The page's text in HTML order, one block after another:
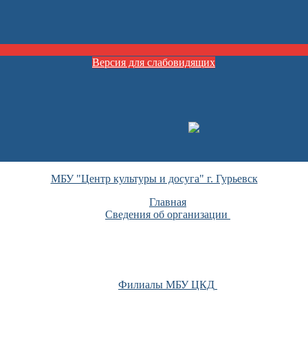
Версия для слабовидящих
МБУ "Центр культуры и досуга" г. Гурьевск
Главная
Сведения об организации
Филиалы МБУ ЦКД